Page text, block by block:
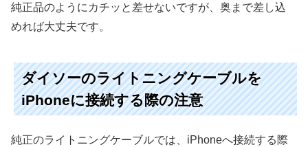
純正品のようにカチッと差せないですが、奥まで差し込
めれば大丈夫です。
ダイソーのライトニングケーブルを
iPhoneに接続する際の注意
純正のライトニングケーブルでは、iPhoneへ接続する際